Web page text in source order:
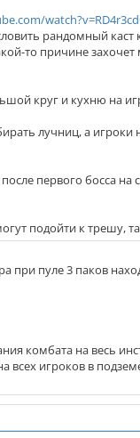
рандомный
то причине
круг и кухню на
лучниц, а
первого босса
подойти к трешу,
пуле 3 паков
комбата на весь
всех игроков в